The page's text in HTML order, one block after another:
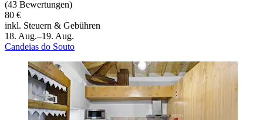
(43 Bewertungen)
80 €
inkl. Steuern & Gebühren
18. Aug.–19. Aug.
Candeias do Souto